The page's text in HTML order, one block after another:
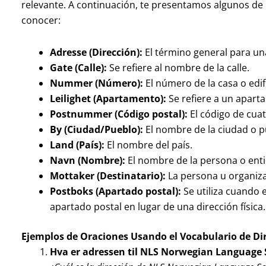
relevante. A continuación, te presentamos algunos
conocer:
Adresse (Dirección): El término general para
Gate (Calle): Se refiere al nombre de la calle.
Nummer (Número): El número de la casa o
Leilighet (Apartamento): Se refiere a un
Postnummer (Código postal): El código de
By (Ciudad/Pueblo): El nombre de la ciudad o
Land (País): El nombre del país.
Navn (Nombre): El nombre de la persona o
Mottaker (Destinatario): La persona u
Postboks (Apartado postal): Se utiliza cuando
apartado postal en lugar de una dirección física.
Ejemplos de Oraciones Usando el Vocabulario de
Hva er adressen til NLS Norwegian Language